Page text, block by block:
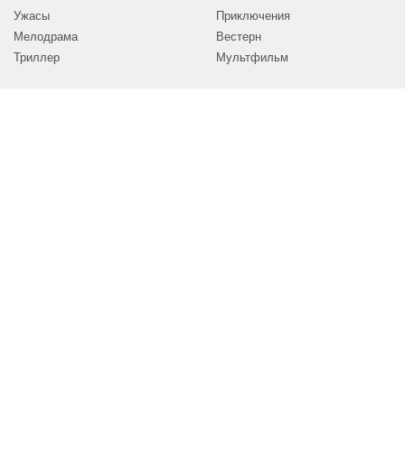
Ужасы
Мелодрама
Триллер
Приключения
Вестерн
Мультфильм